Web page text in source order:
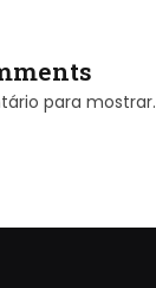
para mostrar.